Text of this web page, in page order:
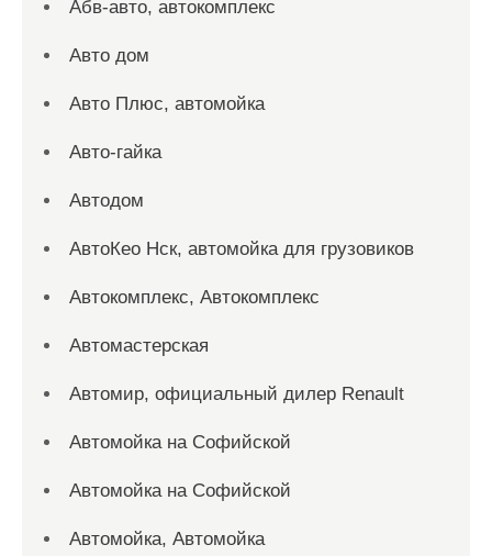
Абв-авто, автокомплекс
Авто дом
Авто Плюс, автомойка
Авто-гайка
Автодом
АвтоКео Нск, автомойка для грузовиков
Автокомплекс, Автокомплекс
Автомастерская
Автомир, официальный дилер Renault
Автомойка на Софийской
Автомойка на Софийской
Автомойка, Автомойка